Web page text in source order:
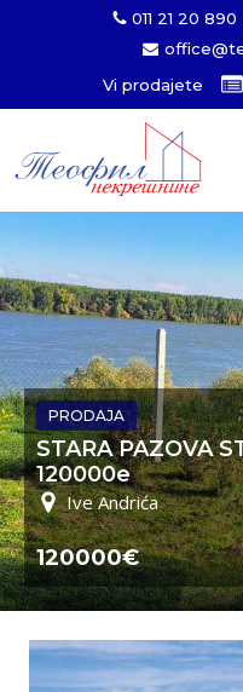
011 21 20 890
Vi prodajete
PRODAJA
STARA PAZOVA
120000e
Ive Andrića
120000€